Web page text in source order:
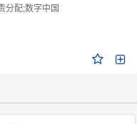
分配;数字中国